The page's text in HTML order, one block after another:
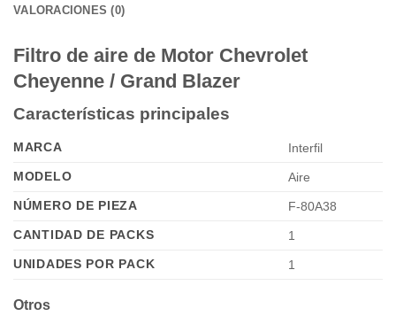
VALORACIONES (0)
Filtro de aire de Motor Chevrolet
Cheyenne / Grand Blazer
Características principales
MARCA
Interfil
MODELO
Aire
NÚMERO DE PIEZA
F-80A38
CANTIDAD DE PACKS
1
UNIDADES POR PACK
1
Otros